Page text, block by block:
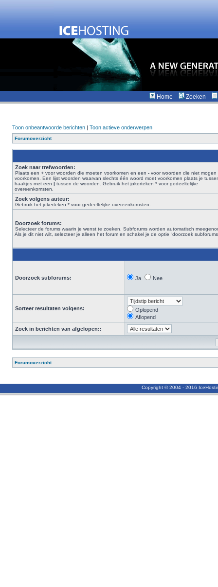
Home Zoeken
Toon onbeantwoorde berichten | Toon actieve onderwerpen
Forumoverzicht
Zoek naar trefwoorden:
Plaats een + voor woorden die moeten voorkomen en een - voor woorden die niet mogen
voorkomen. Een lijst woorden waarvan slechts één woord moet voorkomen plaats je
haakjes met een | tussen de woorden. Gebruik het jokerteken * voor gedeeltelijke
overeenkomsten.
Zoek volgens auteur:
Gebruik het jokerteken * voor gedeeltelijke overeenkomsten.
Doorzoek forums:
Selecteer de forums waarin je wenst te zoeken. Subforums worden automatisch
Als je dit niet wilt, selecteer je alleen het forum en schakel je de optie “doorzoek
Doorzoek subforums: Ja Nee
Sorteer resultaten volgens:
Oplopend
Aflopend
Zoek in berichten van afgelopen::
Forumoverzicht
Copyright © 2004 - 2016